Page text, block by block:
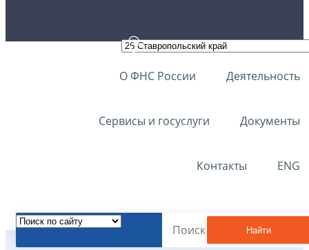
О ФНС России Деятельность
Сервисы и госуслуги Документы
Контакты ENG
Найти